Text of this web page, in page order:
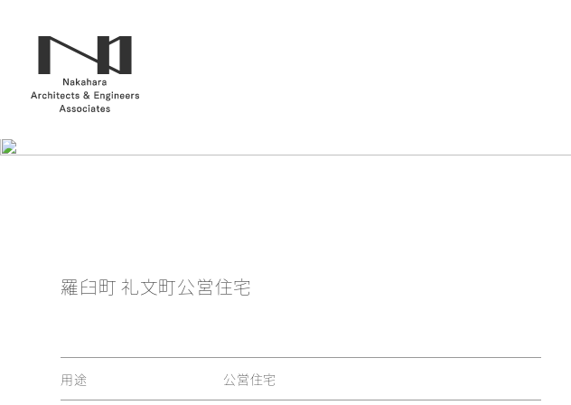
羅臼町 礼文町公営住宅
用途 公営住宅